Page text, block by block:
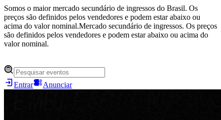
Somos o maior mercado secundário de ingressos do Brasil. Os
preços são definidos pelos vendedores e podem estar abaixo ou
acima do valor nominal.Mercado secundário de ingressos. Os preços
são definidos pelos vendedores e podem estar abaixo ou acima do
valor nominal.
Entrar Anunciar